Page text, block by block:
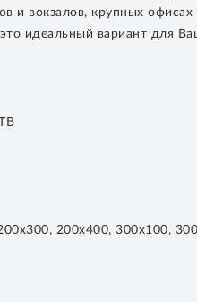
и вокзалов, крупных
идеальный вариант для
200х400, 300х100,